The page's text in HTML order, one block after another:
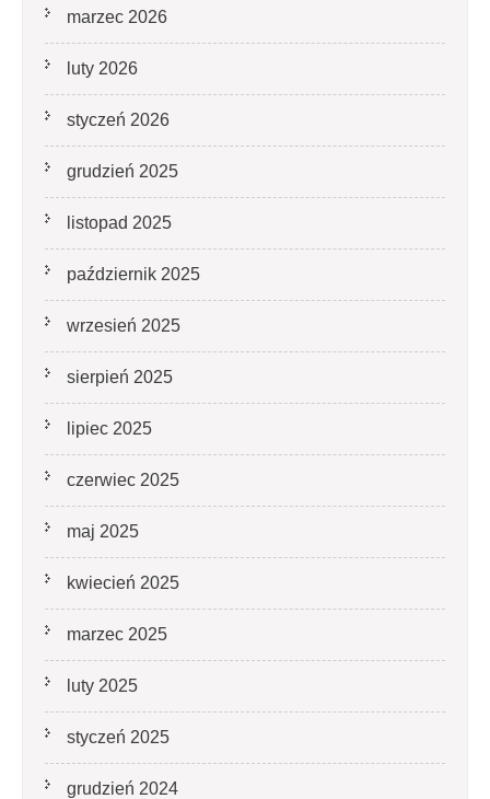
marzec 2026
luty 2026
styczeń 2026
grudzień 2025
listopad 2025
październik 2025
wrzesień 2025
sierpień 2025
lipiec 2025
czerwiec 2025
maj 2025
kwiecień 2025
marzec 2025
luty 2025
styczeń 2025
grudzień 2024